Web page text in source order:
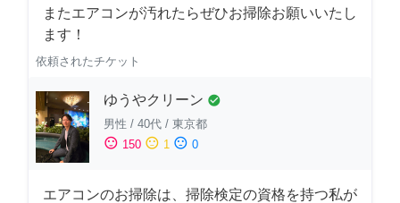
またエアコンが汚れたらぜひお掃除お願いいたし
ます！
依頼されたチケット
ゆうやクリーン check_circle
男性 / 40代 / 東京都
sentiment_satisfied 150 sentiment_neutral 1 sentiment_dissatisfied 0
エアコンのお掃除は、掃除検定の資格を持つ私が